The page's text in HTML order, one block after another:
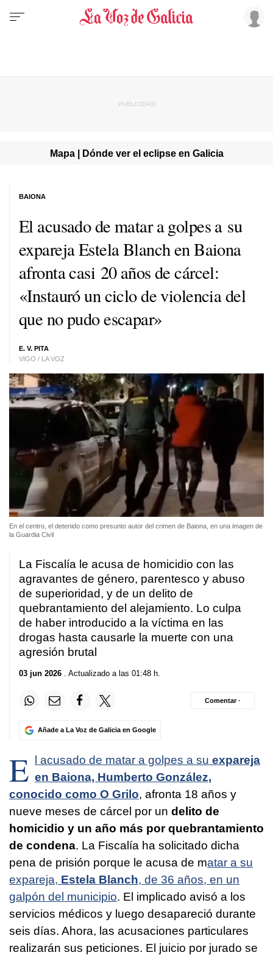
Mapa | Dónde ver el eclipse en Galicia
El acusado de matar a golpes a su
expareja Estela Blanch en Baiona
afronta casi 20 años de cárcel:
«Instauró un ciclo de violencia del
que no pudo escapar»
E. V. PITA
VIGO / LA VOZ
BAIONA
En el centro, el detenido como presunto autor del crimen de Baiona, en una imagen de
la Guardia Civil
La Fiscalía le acusa de homicidio con las
agravantes de género, parentesco y abuso
de superioridad, y de un delito de
quebrantamiento del alejamiento. Lo culpa
de haber introducido a la víctima en las
drogas hasta causarle la muerte con una
agresión brutal
03 jun 2026 . Actualizado a las 01:48 h.
Añade a La Voz de Galicia en Google
Comentar ·
E l acusado de matar a golpes a su expareja
en Baiona, Humberto González,
conocido como O Grilo, afronta 18 años y
nueve meses de cárcel por un delito de
homicidio y un año más por quebrantamiento
de condena. La Fiscalía ha solicitado dicha
pena de prisión porque le acusa de matar a su
expareja, Estela Blanch, de 36 años, en un
galpón del municipio. El implicado avisó a los
servicios médicos y luego desapareció durante
seis días. Ahora, las acusaciones particulares
realizarán sus peticiones. El juicio por jurado se